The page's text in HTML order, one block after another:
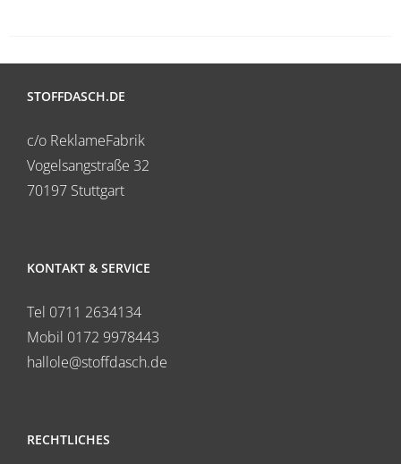
STOFFDASCH.DE
c/o ReklameFabrik
Vogelsangstraße 32
70197 Stuttgart
KONTAKT & SERVICE
Tel 0711 2634134
Mobil 0172 9978443
hallole@stoffdasch.de
RECHTLICHES